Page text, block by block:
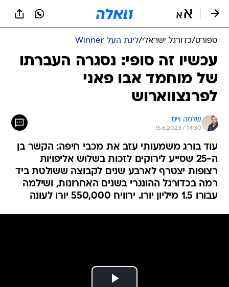
ספורט/כדורגל ישראלי/ליגת העל Winner
עכשיו זה סופי: נסגרה העברתו
של מוחמד אבו פאני
לפרנצווארוש
שלמה וייס
15.6.2023 / 14:30
עוד בורג משמעותי עזב את מכבי חיפה: הקשר בן
ה-25 שסייע לירוקים לזכות בשלוש אליפויות
רצופות יצטרף לארבע שנים לקבוצה ששולטת ביד
רמה בכדורגל ההונגרי בשנים האחרונות, ושילמה
עבורו 1.5 מיליון יורו. ירוויח 550,000 יורו לעונה